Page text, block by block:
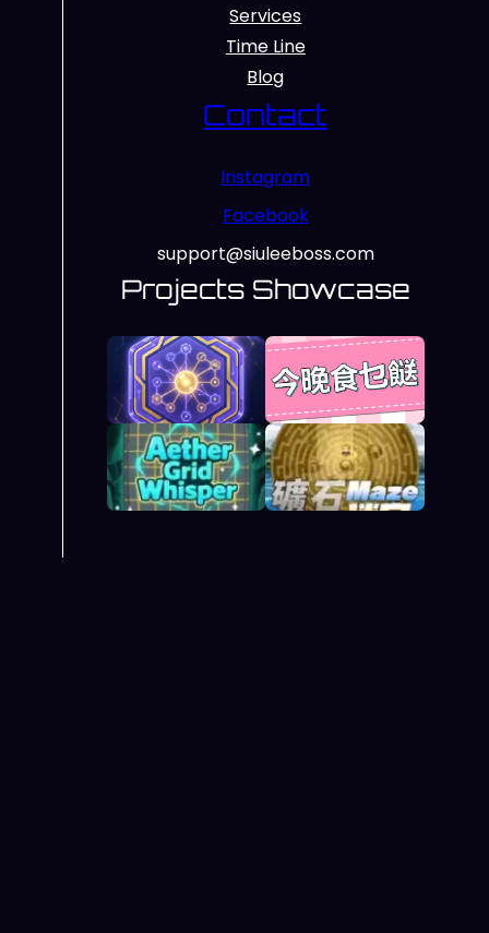
Services
Time Line
Blog
Contact
Instagram
Facebook
support@siuleeboss.com
Projects Showcase